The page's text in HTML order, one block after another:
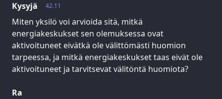
42.11
Kysyjä
Miten yksilö voi arvioida sitä, mitkä
energiakeskukset sen olemuksessa ovat
aktivoituneet eivätkä ole välittömästi huomion
tarpeessa, ja mitkä energiakeskukset taas eivät ole
aktivoituneet ja tarvitsevat välitöntä huomiota?
Ra